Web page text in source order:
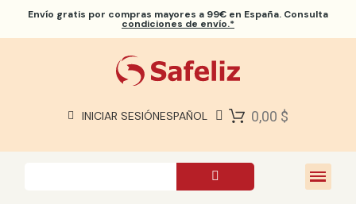
Envío gratis por compras mayores a 99€ en España. Consulta
condiciones de envío.*
INICIAR SESIÓNESPAÑOL 0,00 $